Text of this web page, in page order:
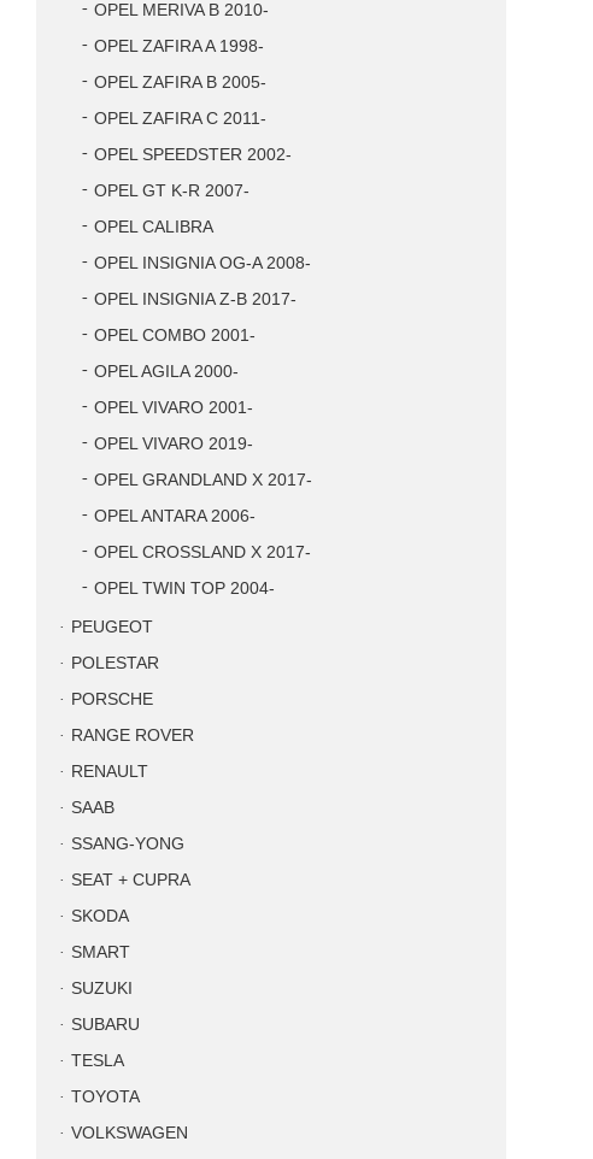
OPEL MERIVA B 2010-
OPEL ZAFIRA A 1998-
OPEL ZAFIRA B 2005-
OPEL ZAFIRA C 2011-
OPEL SPEEDSTER 2002-
OPEL GT K-R 2007-
OPEL CALIBRA
OPEL INSIGNIA OG-A 2008-
OPEL INSIGNIA Z-B 2017-
OPEL COMBO 2001-
OPEL AGILA 2000-
OPEL VIVARO 2001-
OPEL VIVARO 2019-
OPEL GRANDLAND X 2017-
OPEL ANTARA 2006-
OPEL CROSSLAND X 2017-
OPEL TWIN TOP 2004-
PEUGEOT
POLESTAR
PORSCHE
RANGE ROVER
RENAULT
SAAB
SSANG-YONG
SEAT + CUPRA
SKODA
SMART
SUZUKI
SUBARU
TESLA
TOYOTA
VOLKSWAGEN